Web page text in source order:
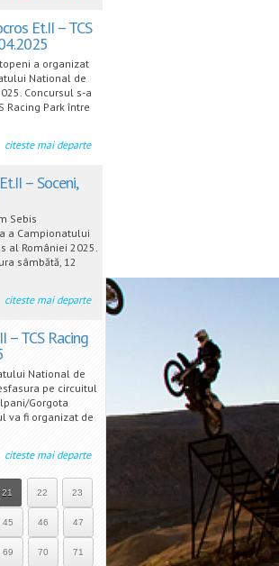
Et.II – TCS
a organizat
National de
Concursul s-a
Racing Park între
citeste mai departe
– Soceni,
Sebis
a Campionatului
al României 2025.
sâmbătă, 12
citeste mai departe
– TCS Racing
National de
pe circuitul
Gorgota
va fi organizat de
citeste mai departe
21 22 23
45 46 47
69 70 71